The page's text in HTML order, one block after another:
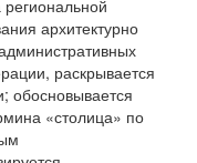
региональной
архитектурно
раскрывается
обосновывается
«столица» по